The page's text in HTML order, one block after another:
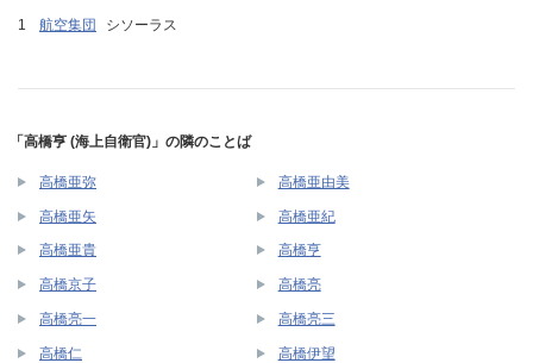
航空集団 シソーラス
「高橋亨 (海上自衛官)」の隣のことば
高橋亜弥 高橋亜由美
高橋亜矢 高橋亜紀
高橋亜貴 高橋亨
高橋京子 高橋亮
高橋亮一 高橋亮三
高橋仁 高橋伊望